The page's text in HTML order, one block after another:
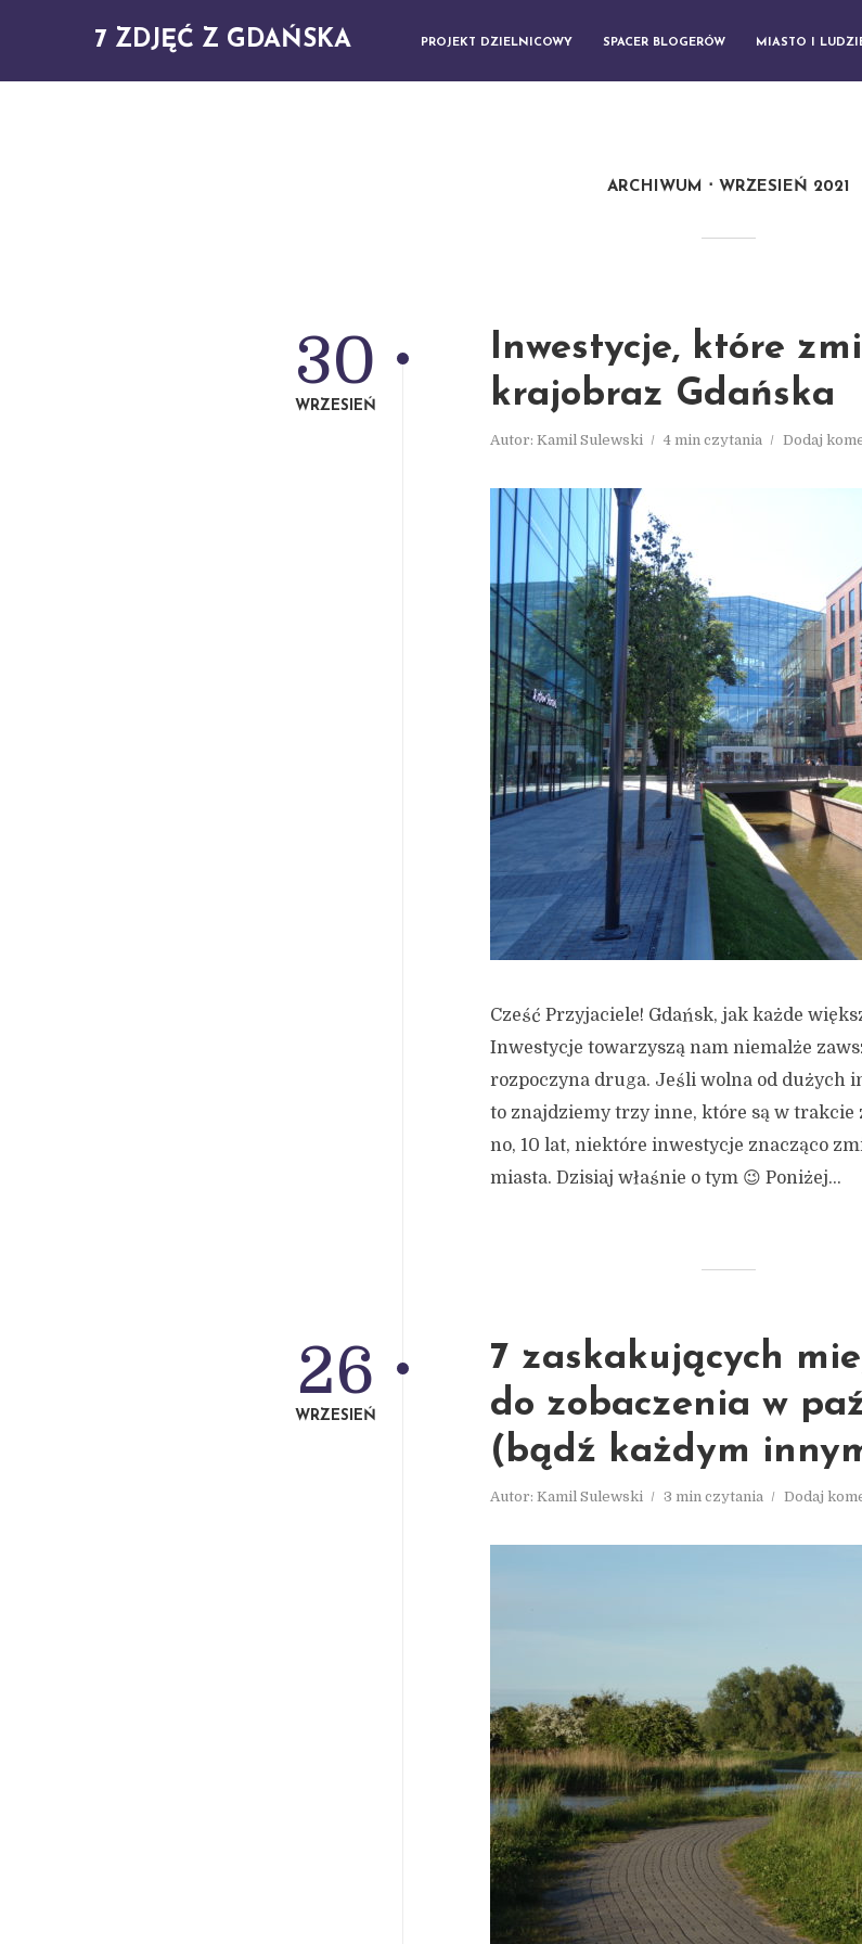
7 ZDJĘĆ Z GDAŃSKA PROJEKT DZIELNICOWY SPACER BLOGERÓW MIASTO I
ARCHIWUM WRZESIEŃ 2021
Inwestycje, które
krajobraz Gdańska
Autor: Kamil Sulewski 4 min czytania Dodaj
30
WRZESIEŃ
Cześć Przyjaciele! Gdańsk, jak każde
Inwestycje towarzyszą nam niemalże
rozpoczyna druga. Jeśli wolna od dużych
to znajdziemy trzy inne, które są w trakcie
no, 10 lat, niektóre inwestycje znacząco
miasta. Dzisiaj właśnie o tym 😉 Poniżej...
7 zaskakujących
do zobaczenia w
(bądź każdym
Autor: Kamil Sulewski 3 min czytania Dodaj
26
WRZESIEŃ